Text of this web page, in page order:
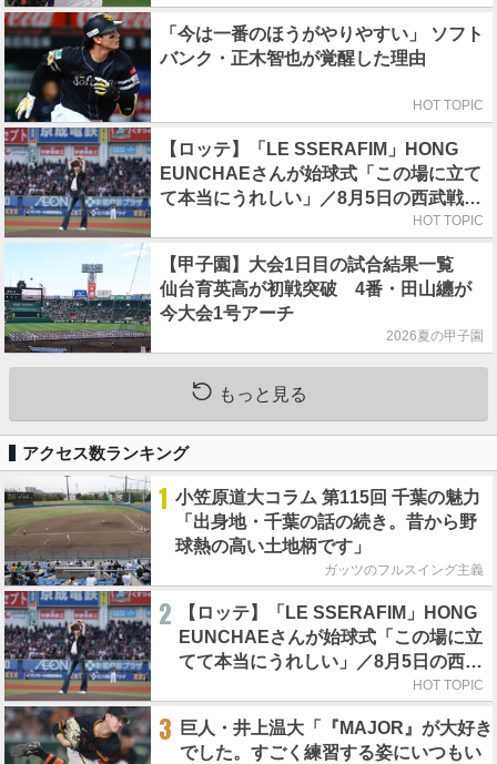
「今は一番のほうがやりやすい」 ソフト
バンク・正木智也が覚醒した理由
HOT TOPIC
【ロッテ】「LE SSERAFIM」HONG
EUNCHAEさんが始球式「この場に立て
て本当にうれしい」／8月5日の西武戦
HOT TOPIC
【甲子園】大会1日目の試合結果一覧
仙台育英高が初戦突破 4番・田山纏が
今大会1号アーチ
2026夏の甲子園
もっと見る
アクセス数ランキング
1 小笠原道大コラム 第115回 千葉の魅力
「出身地・千葉の話の続き。昔から野
球熱の高い土地柄です」
ガッツのフルスイング主義
2
【ロッテ】「LE SSERAFIM」HONG
EUNCHAEさんが始球式「この場に立
てて本当にうれしい」／8月5日の西武
HOT TOPIC
3
巨人・井上温大「『MAJOR』が大好き
でした。すごく練習する姿にいつもい